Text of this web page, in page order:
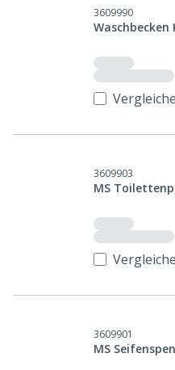
3609990
3609903
MS
3609901
MS